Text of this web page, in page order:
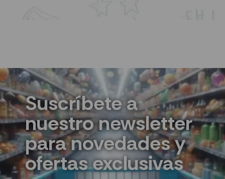
Suscríbete a
nuestro newsletter
para novedades y
ofertas exclusivas